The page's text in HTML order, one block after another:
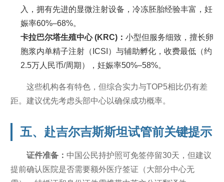
入，拥有先进的显微注射设备，冷冻胚胎经验丰富，妊
娠率60%–68%。
卡拉巴尔塔生殖中心 (KRC)： 小型但服务细致，擅长卵
胞浆内单精子注射（ICSI）与辅助孵化，收费最低（约
2.5万人民币/周期），妊娠率50%–58%。
这些机构各有特色，但综合实力与TOP5相比仍有差
距。建议优先考虑头部中心以确保成功概率。
五、赴吉尔吉斯斯坦试管前关键提示
证件准备： 中国公民持护照可免签停留30天，但建议
提前确认医院是否需要额外医疗签证（大部分中心无